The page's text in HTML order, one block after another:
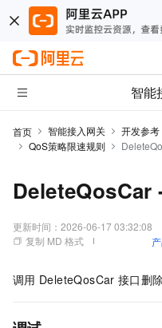
智能
首页 智能接入网关 开发参考
QoS策略限速规则
DeleteQosCar
更新时间： 2026-06-17 03:32:08
复制 MD 格式
调用 DeleteQosCar 接口删